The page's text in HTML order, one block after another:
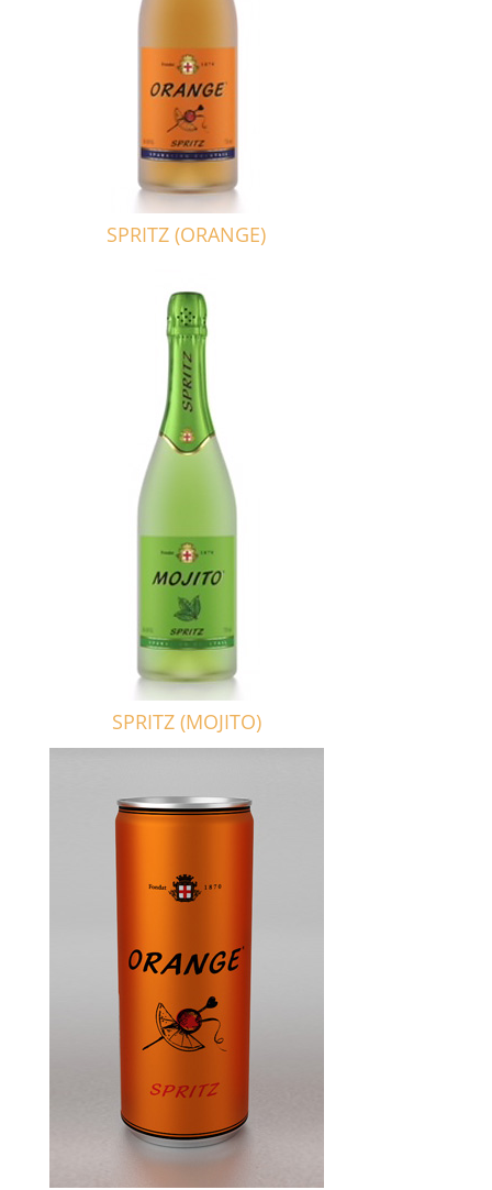
SPRITZ (ORANGE)
SPRITZ (MOJITO)